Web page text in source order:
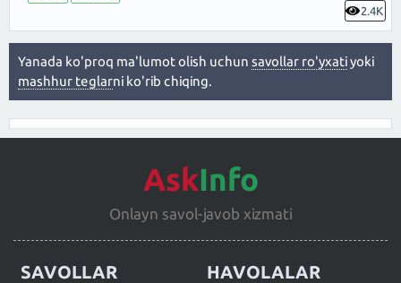
2.4K
Yanada ko'proq ma'lumot olish uchun savollar ro'yxatiyoki
mashhur teglarni ko'rib chiqing.
AskInfo
Onlayn savol-javob xizmati
SAVOLLAR HAVOLALAR